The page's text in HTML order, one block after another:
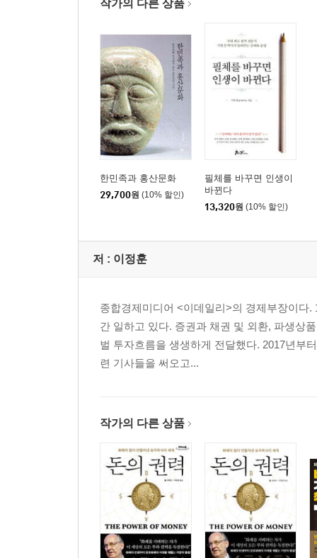
작가의 다른 상품
한민족과 홍산문화
29,700원 (10% 할인)
필체를 바꾸면 인생이
바뀐다
13,320원 (10% 할인)
저 : 이정훈
종합경제미디어 <이데일리>의 경제부장이다
간 일하고 있다. 증권과 채권 및 외환, 파생상
벌 투자흐름을 생생하게 전달했다. 2017년부
련 기사들을 써오고...
작가의 다른 상품